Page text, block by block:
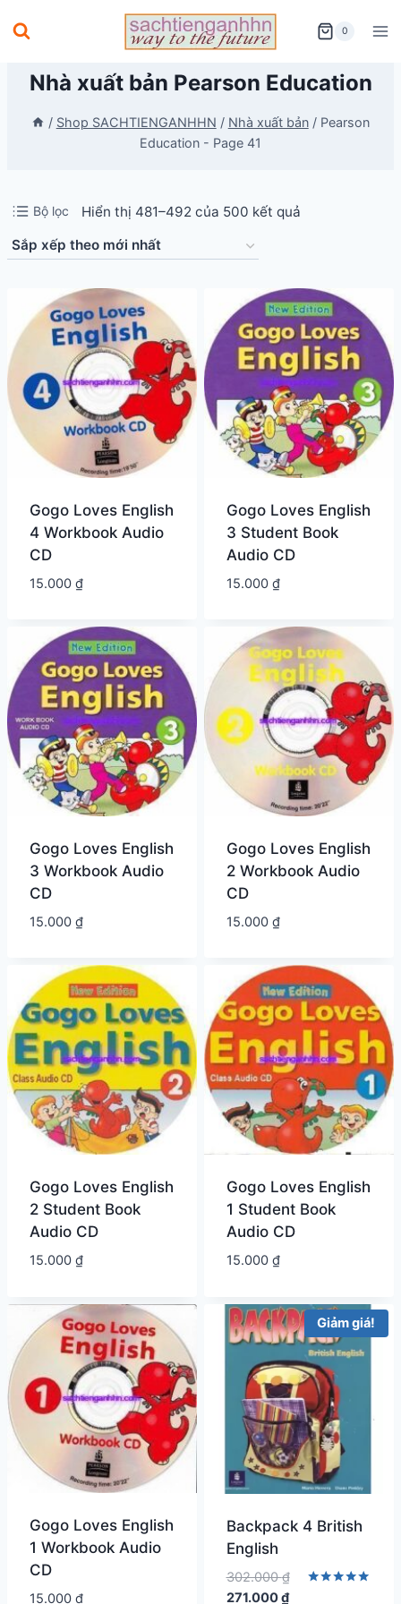
to
0
Nhà xuất bản Pearson Education
/ Shop SACHTIENGANHHN / Nhà xuất bản / Pearson
Education - Page 41
Bộ lọc Hiển thị 481–492 của 500 kết quảĐã
theo
mới
nhất
Gogo Loves English
4 Workbook Audio
CD
15.000 ₫
Gogo Loves English
3 Student Book
Audio CD
15.000 ₫
Gogo Loves English
3 Workbook Audio
CD
15.000 ₫
Gogo Loves English
2 Workbook Audio
CD
15.000 ₫
Gogo Loves English
2 Student Book
Audio CD
15.000 ₫
Gogo Loves English
1 Student Book
Audio CD
15.000 ₫
Gogo Loves English
1 Workbook Audio
CD
15.000 ₫
Giảm giá!
Backpack 4 British
English
302.000₫Giá
gốc
271.000₫Giá